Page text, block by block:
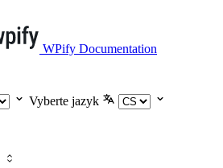
WPify Documentation
Vyberte jazyk